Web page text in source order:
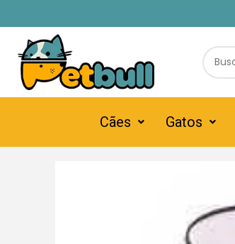
Cães Gatos